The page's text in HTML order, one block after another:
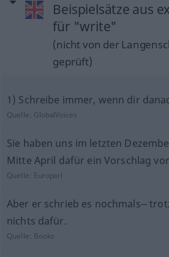
Beispielsätze aus
für "write"
(nicht von der
geprüft)
1) Schreibe immer, wenn dir
Quelle: GlobalVoices
Sie haben uns im letzten
Mitte April dafür ein Vorschlag
Quelle: Europarl
Aber er schrieb es nochmals--
nichts dafür.
Quelle: Books